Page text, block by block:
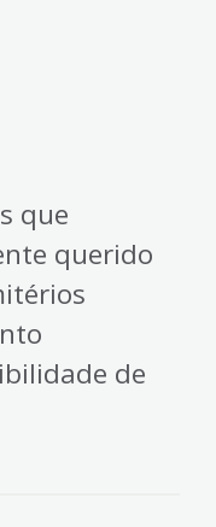
que
querido
de